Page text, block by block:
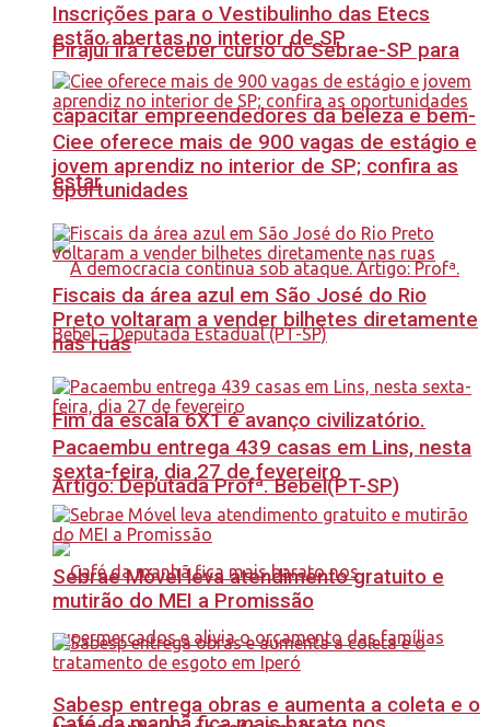
Pirajuí irá receber curso do Sebrae-SP para
capacitar empreendedores da beleza e bem-
estar
Fim da escala 6X1 é avanço civilizatório.
Artigo: Deputada Profª. Bebel(PT-SP)
Inscrições para o Vestibulinho das Etecs
estão abertas no interior de SP
Ciee oferece mais de 900 vagas de estágio e
jovem aprendiz no interior de SP; confira as
oportunidades
Fiscais da área azul em São José do Rio
Preto voltaram a vender bilhetes diretamente
nas ruas
Pacaembu entrega 439 casas em Lins, nesta
sexta-feira, dia 27 de fevereiro
Sebrae Móvel leva atendimento gratuito e
mutirão do MEI a Promissão
Sabesp entrega obras e aumenta a coleta e o